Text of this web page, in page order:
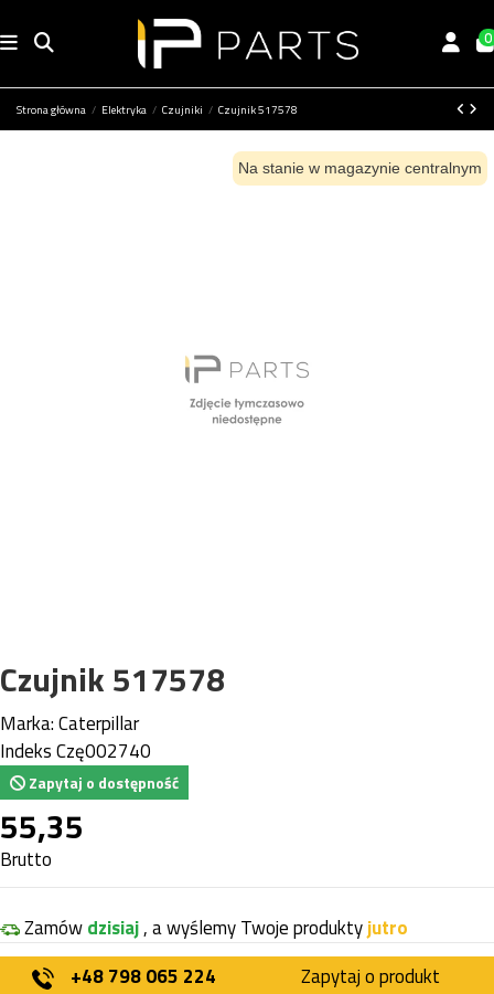
0
Strona główna Elektryka Czujniki Czujnik 517578
Na stanie w magazynie centralnym
Czujnik 517578
Marka:Caterpillar
IndeksCzę002740
Zapytaj o dostępność
55,35
Brutto
Zamówdzisiaj, a wyślemy Twoje produktyjutro
+48 798 065 224
Zapytaj o produkt